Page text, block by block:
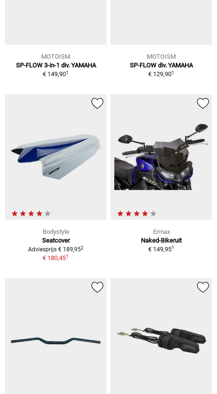
MOTOISM
SP-FLOW 3-in-1 div. YAMAHA
€ 149,901
MOTOISM
SP-FLOW div. YAMAHA
€ 129,901
Bodystyle
Seatcover
Adviesprijs € 189,952
€ 180,451
Ermax
Naked-Bikeruit
€ 149,951